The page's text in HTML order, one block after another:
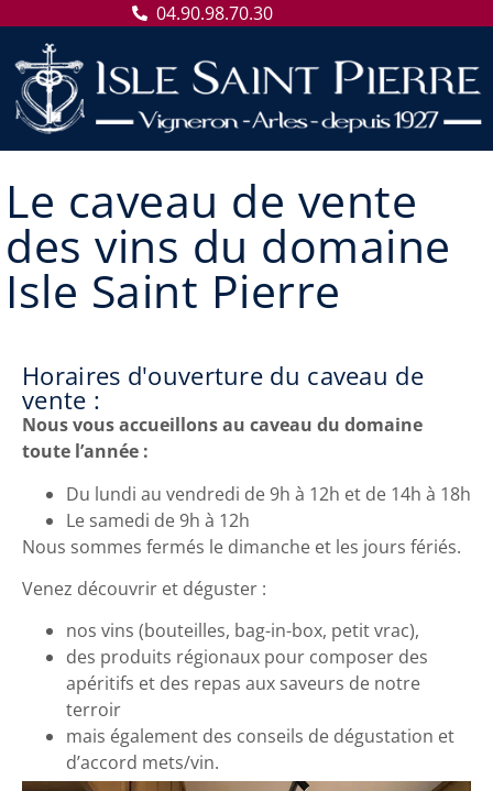
04.90.98.70.30
Le caveau de vente
des vins du domaine
Isle Saint Pierre
Horaires d'ouverture du caveau de
vente :
Nous vous accueillons au caveau du domaine
toute l’année :
Du lundi au vendredi de 9h à 12h et de 14h à 18h
Le samedi de 9h à 12h
Nous sommes fermés le dimanche et les jours fériés.
Venez découvrir et déguster :
nos vins (bouteilles, bag-in-box, petit vrac),
des produits régionaux pour composer des
apéritifs et des repas aux saveurs de notre
terroir
mais également des conseils de dégustation et
d’accord mets/vin.